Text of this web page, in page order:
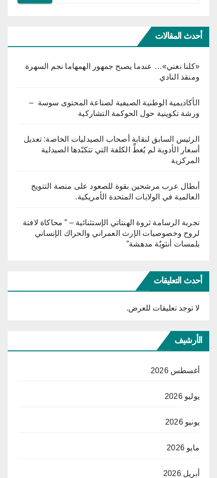
أحدث المقالات
«كلنا نغني»… عندما يصبح جمهور الهمهاما نجم السهرة
ومنقذ النادي
الأكاديمية الوطنية الصيفية لصناعة المحتوى سوسة –
ورشة تكوينية حول الحوكمة التشاركية
الرئيس السابق لنقابة أصحاب الصيدليات الخاصة: تعديل
أسعار الأدوية لم يُغطِّ الكلفة التي تتكبّدها الصيدلية
المركزية
أبطال عرب مرشحين بقوة للصعود على منصة التتويج
العالمية في الولايات المتحدة الأمريكية.
تجربة الرسامة ثروة الهنتاتي الإستثنائية – ” محاكاة لافتة
لروح وخصوصيات الإرث العمراني والحراك الإنساني
بلمسات أنثويٌة مدهشة”
أحدث التعليقات
لا توجد تعليقات للعرض.
الأرشيف
أغسطس 2026
يوليو 2026
يونيو 2026
مايو 2026
أبريل 2026